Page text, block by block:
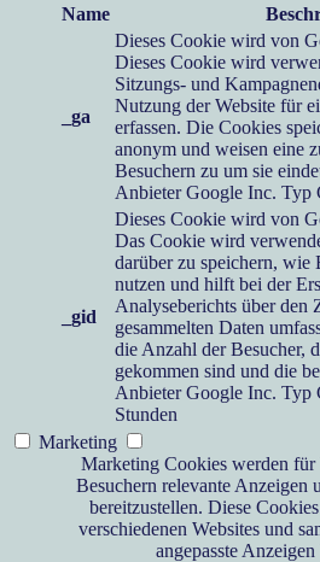
Name
_ga
Dieses Cookie wird von
Dieses Cookie wird
Sitzungs- und
Nutzung der Website für
erfassen. Die Cookies
anonym und weisen eine
Besuchern zu um sie
Anbieter Google Inc. Typ
_gid
Dieses Cookie wird von
Das Cookie wird
darüber zu speichern, wie
nutzen und hilft bei der
Analyseberichts über den
gesammelten Daten
die Anzahl der Besucher,
gekommen sind und die
Anbieter Google Inc. Typ
Stunden
Marketing
Marketing Cookies werden
Besuchern relevante Anzeigen
bereitzustellen. Diese
verschiedenen Websites und
angepasste